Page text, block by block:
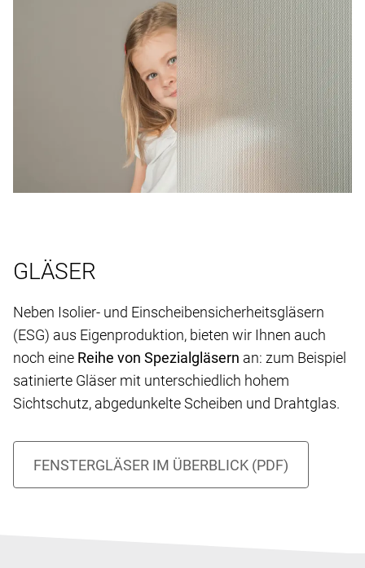
GLÄSER
Neben Isolier- und Einscheibensicherheitsgläsern
(ESG) aus Eigenproduktion, bieten wir Ihnen auch
noch eine Reihe von Spezialgläsern an: zum Beispiel
satinierte Gläser mit unterschiedlich hohem
Sichtschutz, abgedunkelte Scheiben und Drahtglas.